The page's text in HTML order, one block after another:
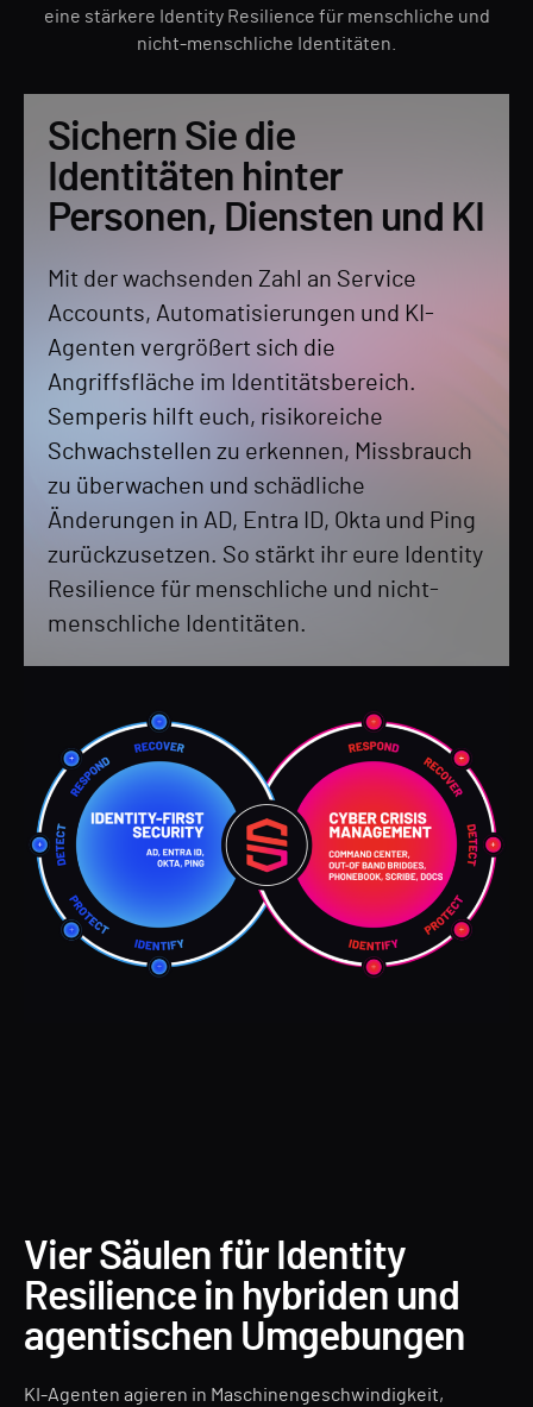
eine stärkere Identity Resilience für menschliche und
nicht-menschliche Identitäten.
Sichern Sie die
Identitäten hinter
Personen, Diensten und KI
Mit der wachsenden Zahl an Service
Accounts, Automatisierungen und KI-
Agenten vergrößert sich die
Angriffsfläche im Identitätsbereich.
Semperis hilft euch, risikoreiche
Schwachstellen zu erkennen, Missbrauch
zu überwachen und schädliche
Änderungen in AD, Entra ID, Okta und Ping
zurückzusetzen. So stärkt ihr eure Identity
Resilience für menschliche und nicht-
menschliche Identitäten.
Vier Säulen für Identity
Resilience in hybriden und
agentischen Umgebungen
KI-Agenten agieren in Maschinengeschwindigkeit,